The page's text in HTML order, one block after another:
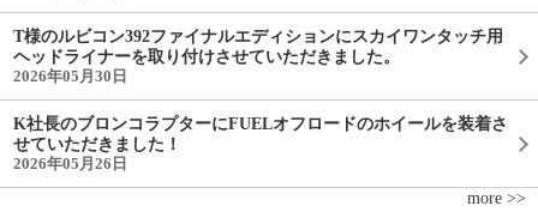
T様のルビコン392ファイナルエディションにスカイワンタッチ用
ヘッドライナーを取り付けさせていただきました。
2026年05月30日
K社長のブロンコラプターにFUELオフロードのホイールを装着さ
せていただきました！
2026年05月26日
more >>